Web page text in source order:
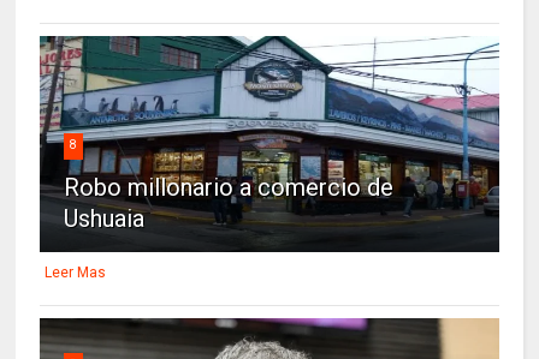
8
Robo millonario a comercio de
Ushuaia
Leer Mas